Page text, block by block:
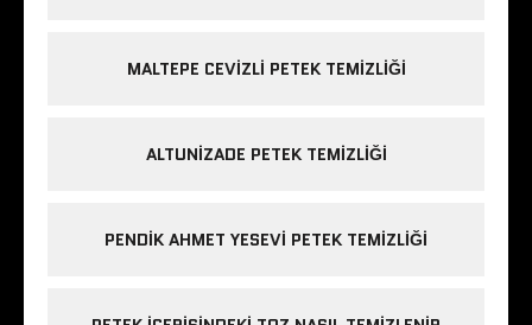
MALTEPE CEVIZLI PETEK TEMIZLIĞI
ALTUNIZADE PETEK TEMIZLIĞI
PENDIK AHMET YESEVI PETEK TEMIZLIĞI